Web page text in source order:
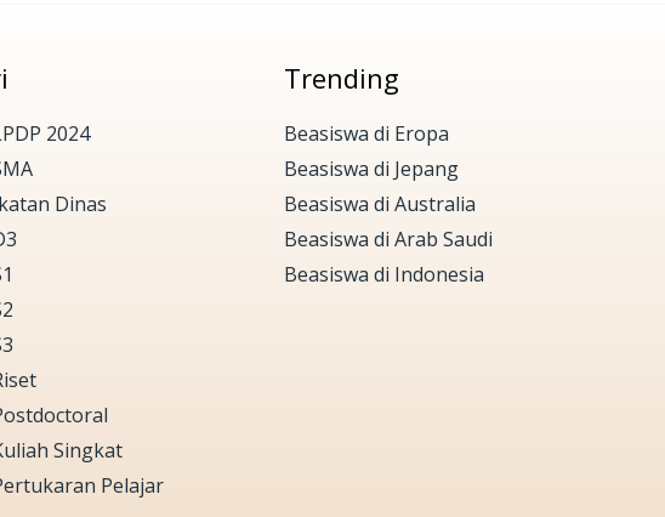
2024
Dinas
Singkat
Pelajar
Trending
Beasiswa di Eropa
Beasiswa di Jepang
Beasiswa di Australia
Beasiswa di Arab Saudi
Beasiswa di Indonesia